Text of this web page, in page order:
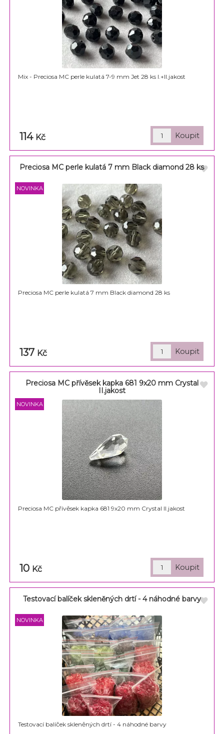
Mix - Preciosa MC perle kulatá 7-9 mm Jet 28 ks I.+II.jakost
114 Kč
Preciosa MC perle kulatá 7 mm Black diamond 28 ks
Preciosa MC perle kulatá 7 mm Black diamond 28 ks
137 Kč
Preciosa MC přívěsek kapka 681 9x20 mm Crystal
II.jakost
Preciosa MC přívěsek kapka 681 9x20 mm Crystal II.jakost
10 Kč
Testovací balíček skleněných drtí - 4 náhodné barvy
Testovací balíček skleněných drtí - 4 náhodné barvy